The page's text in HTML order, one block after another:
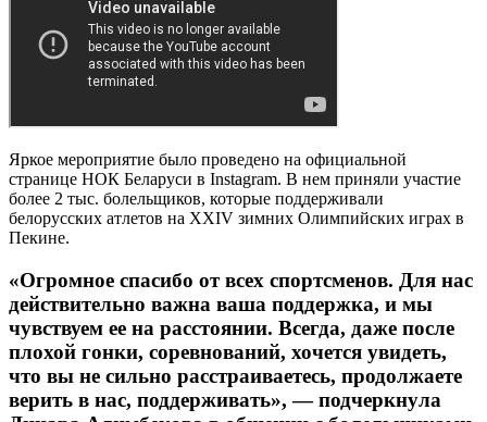
Яркое мероприятие было проведено на официальной
странице НОК Беларуси в Instagram. В нем приняли участие
более 2 тыс. болельщиков, которые поддерживали
белорусских атлетов на XXIV зимних Олимпийских играх в
Пекине.
«Огромное спасибо от всех спортсменов. Для нас
действительно важна ваша поддержка, и мы
чувствуем ее на расстоянии. Всегда, даже после
плохой гонки, соревнований, хочется увидеть,
что вы не сильно расстраиваетесь, продолжаете
верить в нас, поддерживать», — подчеркнула